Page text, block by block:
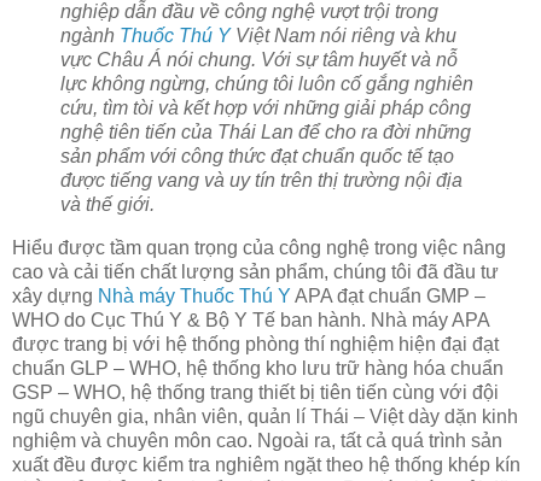
nghiệp dẫn đầu về công nghệ vượt trội trong
ngành Thuốc Thú YViệt Nam nói riêng và khu
vực Châu Á nói chung. Với sự tâm huyết và nỗ
lực không ngừng, chúng tôi luôn cố gắng nghiên
cứu, tìm tòi và kết hợp với những giải pháp công
nghệ tiên tiến của Thái Lan để cho ra đời những
sản phẩm với công thức đạt chuẩn quốc tế tạo
được tiếng vang và uy tín trên thị trường nội địa
và thế giới.
Hiểu được tầm quan trọng của công nghệ trong việc nâng
cao và cải tiến chất lượng sản phẩm, chúng tôi đã đầu tư
xây dựng Nhà máy Thuốc Thú Y APA đạt chuẩn GMP –
WHO do Cục Thú Y & Bộ Y Tế ban hành. Nhà máy APA
được trang bị với hệ thống phòng thí nghiệm hiện đại đạt
chuẩn GLP – WHO, hệ thống kho lưu trữ hàng hóa chuẩn
GSP – WHO, hệ thống trang thiết bị tiên tiến cùng với đội
ngũ chuyên gia, nhân viên, quản lí Thái – Việt dày dặn kinh
nghiệm và chuyên môn cao. Ngoài ra, tất cả quá trình sản
xuất đều được kiểm tra nghiêm ngặt theo hệ thống khép kín